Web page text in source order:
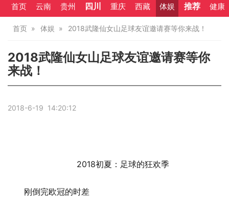
首页 云南 贵州 四川 重庆 西藏 体娱 推荐 健康
首页 体娱 2018武隆仙女山足球友谊邀请赛等你来战！
2018武隆仙女山足球友谊邀请赛等你
来战！
2018-6-19 14:20:12
2018初夏：足球的狂欢季
刚倒完欧冠的时差